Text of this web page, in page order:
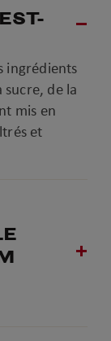
ingrédients
sucre, de la
mis en
et